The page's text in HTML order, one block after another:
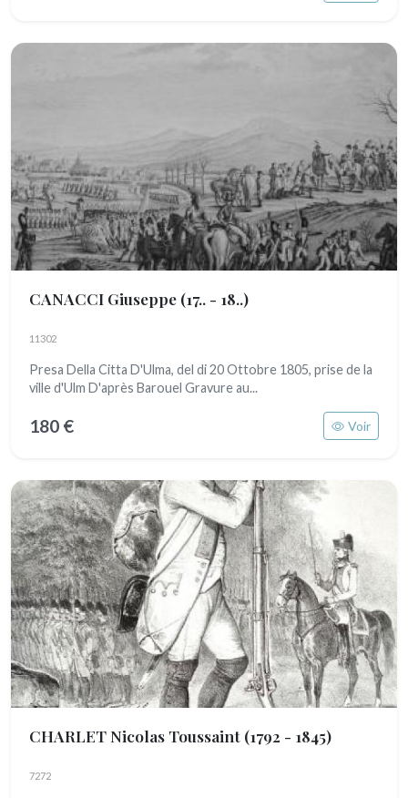
CANACCI Giuseppe (17.. - 18..)
11302
Presa Della Citta D'Ulma, del di 20 Ottobre 1805, prise de la
ville d'Ulm D'après Barouel Gravure au...
180 € Voir
CHARLET Nicolas Toussaint (1792 - 1845)
7272